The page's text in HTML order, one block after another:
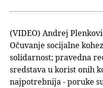
(VIDEO) Andrej
Očuvanje socijalne
solidarnost; pravedna
sredstava u korist onih
najpotrebnija - poruke